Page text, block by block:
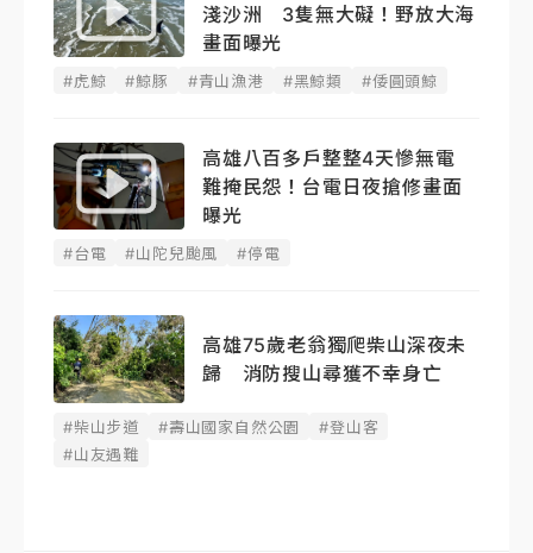
淺沙洲 3隻無大礙！野放大海
畫面曝光
#虎鯨 #鯨豚 #青山漁港 #黑鯨類 #倭圓頭鯨
高雄八百多戶整整4天慘無電
難掩民怨！台電日夜搶修畫面
曝光
#台電 #山陀兒颱風 #停電
高雄75歲老翁獨爬柴山深夜未
歸 消防搜山尋獲不幸身亡
#柴山步道 #壽山國家自然公園
#登山客
#山友遇難